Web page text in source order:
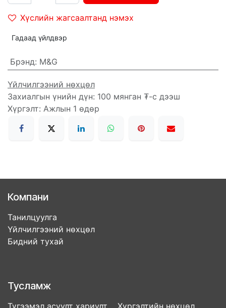
Хүслийн жагсаалтанд нэмэх
Гадаад үйлдвэр
Брэнд: M&G
Үйлчилгээний нөхцөл
Захиалгын үнийн дүн: 100 мянган ₮-с дээш
Хүргэлт: Ажлын 1 өдөр
Компани
Танилцуулга
Үйлчилгээний нөхцөл
Бидний тухай
Тусламж
Түгээмэл асуулт хариулт Хүргэлтийн нөхцөл